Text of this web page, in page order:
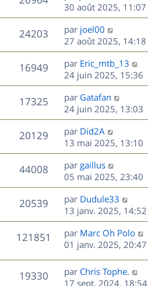
a
g
e
m
e
s
s
a
g
e
i
e
r
m
e
s
s
a
g
e
u
e
s
e
r
n
i
e
r
m
e
s
s
a
g
e
30 août 2025, 11:07
24203V
u
D
e
r
n
i
e
r
m
e
s
s
a
g
e
par joel00
27 août 2025, 14:18
16949V
u
s
D
e
r
n
i
e
r
m
e
s
s
a
g
e
par Eric_mtb_13
24 juin 2025, 15:36
17325V
u
s
D
e
r
n
i
e
r
m
e
s
s
a
g
e
par Gatafan
24 juin 2025, 13:03
20129V
u
e
s
D
e
r
n
i
e
r
m
e
s
s
a
g
e
par Did2A
13 mai 2025, 13:10
44008V
u
s
D
e
r
n
i
e
r
m
e
s
s
par gaillus
05 mai 2025, 23:40
20539V
u
e
D
e
r
n
i
r
m
par Dudule33
13 janv. 2025, 14:52
121851
u
D
e
i
par Marc Oh Polo
01 janv. 2025, 20:47
19330V
D
e
par Chris Tophe.
17 sept. 2024, 18:54